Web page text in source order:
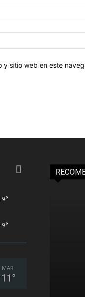
y sitio web en este
°
°
MAR
11 °